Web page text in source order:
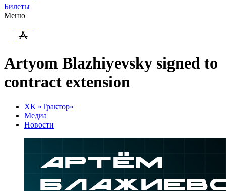
Билеты
Меню
Artyom Blazhiyevsky signed to
contract extension
ХК «Трактор»
Медиа
Новости